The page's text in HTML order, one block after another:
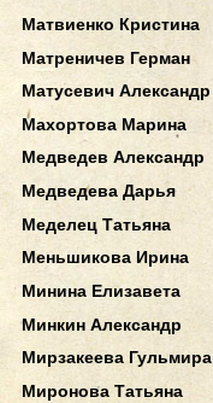
Матвиенко Кристина
Матреничев Герман
Матусевич Александр
Махортова Марина
Медведев Александр
Медведева Дарья
Меделец Татьяна
Меньшикова Ирина
Минина Елизавета
Минкин Александр
Мирзакеева Гульмира
Миронова Татьяна